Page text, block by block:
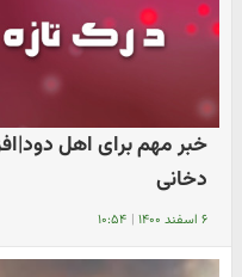
خبر مهم برای اهل
دخانی
۶ اسفند ۱۴۰۰ | ۱۰:۵۴